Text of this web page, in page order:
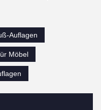
Auflagen
Möbel